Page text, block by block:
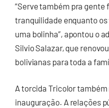
“Serve também pra
tranquilidade enquanto
uma bolinha”, apontou o
Silvio Salazar, que
bolivianas para toda a
A torcida Tricolor
inauguração. A relações